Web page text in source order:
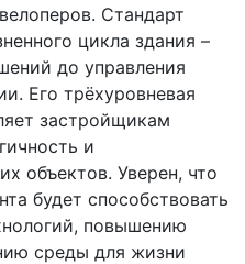
Стандарт
цикла здания –
до управления
Его трёхуровневая
застройщикам
и
объектов. Уверен, что
будет способствовать
повышению
среды для жизни